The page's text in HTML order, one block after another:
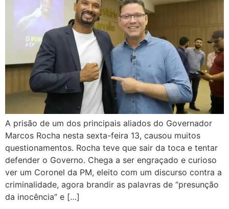
A prisão de um dos principais aliados do Governador
Marcos Rocha nesta sexta-feira 13, causou muitos
questionamentos. Rocha teve que sair da toca e tentar
defender o Governo. Chega a ser engraçado e curioso
ver um Coronel da PM, eleito com um discurso contra a
criminalidade, agora brandir as palavras de “presunção
da inocência” e […]